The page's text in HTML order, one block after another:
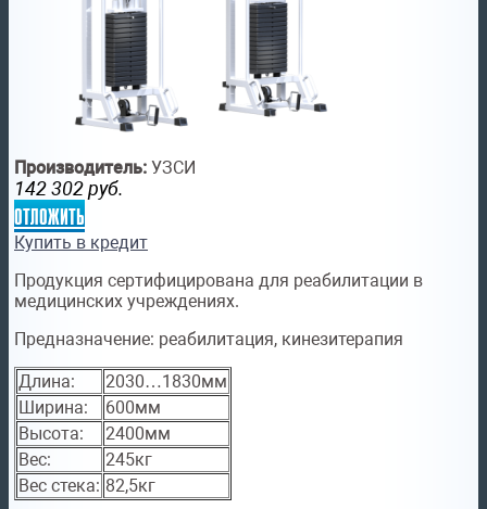
Производитель: УЗСИ
142 302 руб.
отложить
Купить в кредит
Продукция сертифицирована для реабилитации в
медицинских учреждениях.
Предназначение: реабилитация, кинезитерапия
Длина:
2030…1830мм
Ширина:
600мм
Высота:
2400мм
Вес:
245кг
Вес стека: 82,5кг